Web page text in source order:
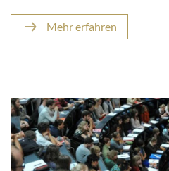
Mehr erfahren